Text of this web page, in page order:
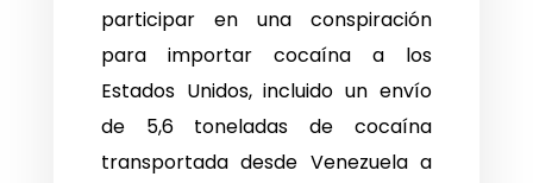
participar en una conspiración
para importar cocaína a los
Estados Unidos, incluido un envío
de 5,6 toneladas de cocaína
transportada desde Venezuela a